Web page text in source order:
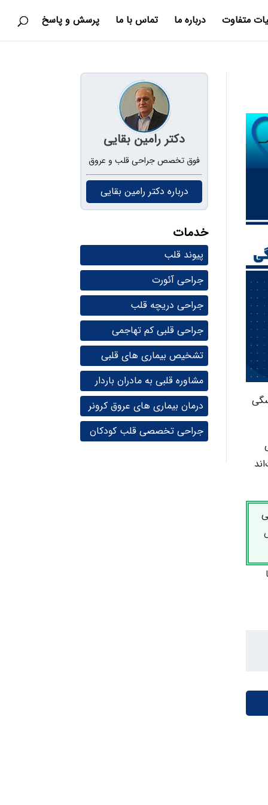
متفاوت درباره ما تماس با ما پرسش و پاسخ
دکتر رامین بقایی
فوق تخصص جراحی قلب و عروق
درباره دکتر رامین بقایی
خدمات
پیوند قلب
جراحی آئورت
جراحی دریچه قلب
جراحی قلبی کم تهاجمی
تشخیص بیماری های قلبی
مشاوره قلبی به مادران باردار
درمان بیماری های عروق کرونر
جراحی تخصصی قلب کودکان